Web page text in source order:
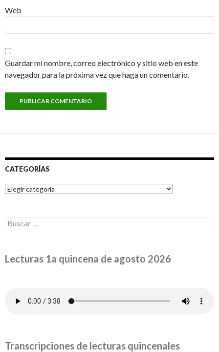
Web
Guardar mi nombre, correo electrónico y sitio web en este
navegador para la próxima vez que haga un comentario.
CATEGORÍAS
Categorías
Buscar:
Lecturas 1a quincena de agosto 2026
Transcripciones de lecturas quincenales